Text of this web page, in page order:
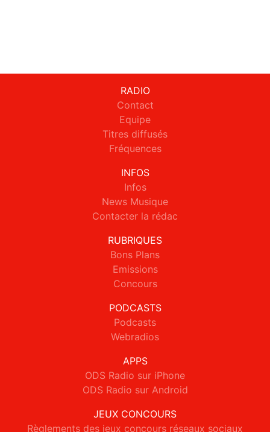
RADIO
Contact
Equipe
Titres diffusés
Fréquences
INFOS
Infos
News Musique
Contacter la rédac
RUBRIQUES
Bons Plans
Emissions
Concours
PODCASTS
Podcasts
Webradios
APPS
ODS Radio sur iPhone
ODS Radio sur Android
JEUX CONCOURS
Règlements des jeux concours réseaux sociaux